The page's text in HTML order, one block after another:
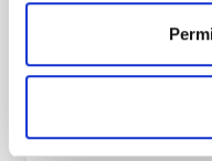
España ofrece
euros para
La ministra de
Diana Morant, ha